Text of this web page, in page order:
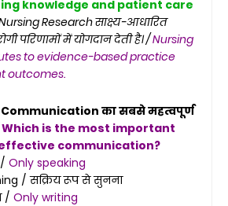
knowledge and patient care
Research साक्ष्य-आधारित
परिणामों में योगदान देती है। /Nursing
to evidence-based practice
outcomes.
का सबसे महत्वपूर्ण
Which is the most important
communication?
Only speaking
/ सक्रिय रूप से सुनना
/ Only writing